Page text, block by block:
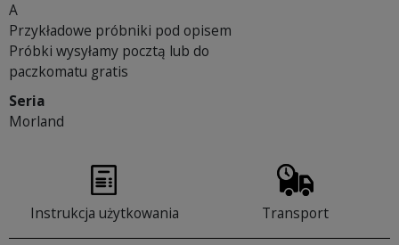
A
Przykładowe próbniki pod opisem
Próbki wysyłamy pocztą lub do
paczkomatu gratis
Seria
Morland
Instrukcja użytkowania Transport